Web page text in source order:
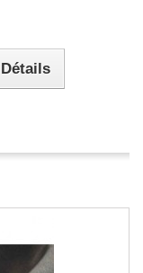
Détails